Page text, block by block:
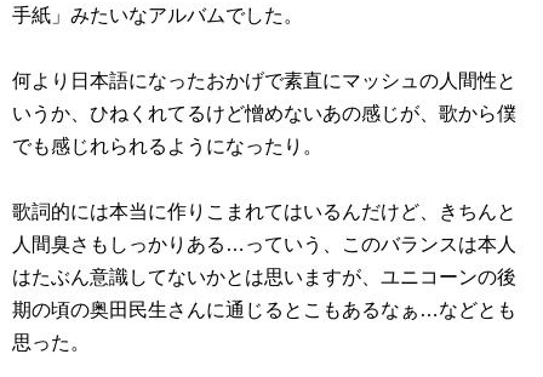
手紙」みたいなアルバムでした。
何より日本語になったおかげで素直にマッシュの人間性と
いうか、ひねくれてるけど憎めないあの感じが、歌から僕
でも感じれられるようになったり。
歌詞的には本当に作りこまれてはいるんだけど、きちんと
人間臭さもしっかりある…っていう、このバランスは本人
はたぶん意識してないかとは思いますが、ユニコーンの後
期の頃の奥田民生さんに通じるとこもあるなぁ…などとも
思った。